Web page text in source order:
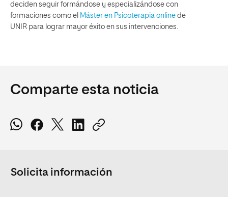
deciden seguir formándose y especializándose con
formaciones como el Máster en Psicoterapia online de
UNIR para lograr mayor éxito en sus intervenciones.
Comparte esta noticia
Solicita información